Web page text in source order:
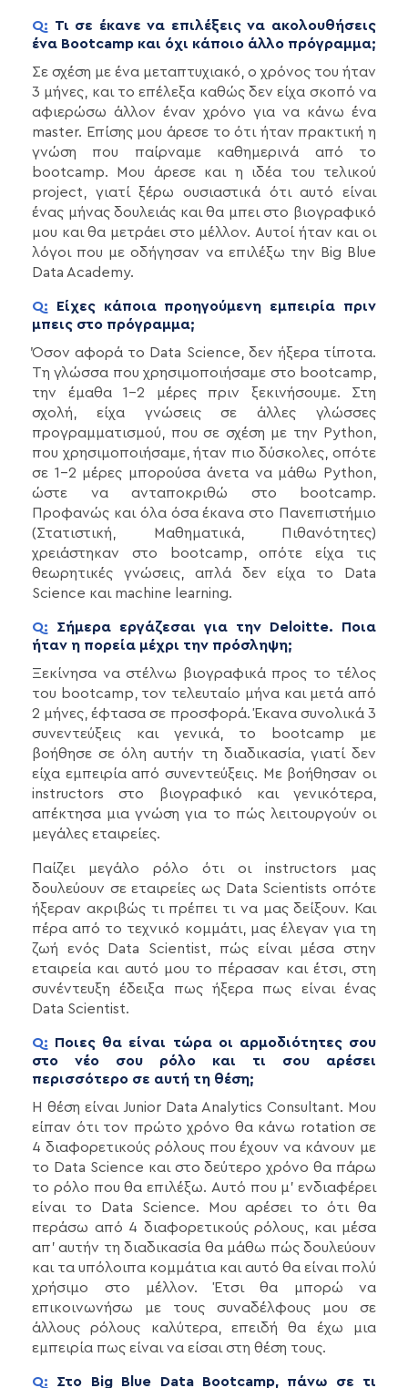
Q: Τι σε έκανε να επιλέξεις να ακολουθήσεις
ένα Bootcamp και όχι κάποιο άλλο πρόγραμμα;
Σε σχέση με ένα μεταπτυχιακό, ο χρόνος του ήταν
3 μήνες, και το επέλεξα καθώς δεν είχα σκοπό να
αφιερώσω άλλον έναν χρόνο για να κάνω ένα
master. Επίσης μου άρεσε το ότι ήταν πρακτική η
γνώση που παίρναμε καθημερινά από το
bootcamp. Μου άρεσε και η ιδέα του τελικού
project, γιατί ξέρω ουσιαστικά ότι αυτό είναι
ένας μήνας δουλειάς και θα μπει στο βιογραφικό
μου και θα μετράει στο μέλλον. Αυτοί ήταν και οι
λόγοι που με οδήγησαν να επιλέξω την Big Blue
Data Academy.
Q: Είχες κάποια προηγούμενη εμπειρία πριν
μπεις στο πρόγραμμα;
Όσον αφορά το Data Science, δεν ήξερα τίποτα.
Τη γλώσσα που χρησιμοποιήσαμε στο bootcamp,
την έμαθα 1-2 μέρες πριν ξεκινήσουμε. Στη
σχολή, είχα γνώσεις σε άλλες γλώσσες
προγραμματισμού, που σε σχέση με την Python,
που χρησιμοποιήσαμε, ήταν πιο δύσκολες, οπότε
σε 1-2 μέρες μπορούσα άνετα να μάθω Python,
ώστε να ανταποκριθώ στο bootcamp.
Προφανώς και όλα όσα έκανα στο Πανεπιστήμιο
(Στατιστική, Μαθηματικά, Πιθανότητες)
χρειάστηκαν στο bootcamp, οπότε είχα τις
θεωρητικές γνώσεις, απλά δεν είχα το Data
Science και machine learning.
Q: Σήμερα εργάζεσαι για την Deloitte. Ποια
ήταν η πορεία μέχρι την πρόσληψη;
Ξεκίνησα να στέλνω βιογραφικά προς το τέλος
του bootcamp, τον τελευταίο μήνα και μετά από
2 μήνες, έφτασα σε προσφορά. Έκανα συνολικά 3
συνεντεύξεις και γενικά, το bootcamp με
βοήθησε σε όλη αυτήν τη διαδικασία, γιατί δεν
είχα εμπειρία από συνεντεύξεις. Με βοήθησαν οι
instructors στο βιογραφικό και γενικότερα,
απέκτησα μια γνώση για το πώς λειτουργούν οι
μεγάλες εταιρείες.
Παίζει μεγάλο ρόλο ότι οι instructors μας
δουλεύουν σε εταιρείες ως Data Scientists οπότε
ήξεραν ακριβώς τι πρέπει τι να μας δείξουν. Και
πέρα από το τεχνικό κομμάτι, μας έλεγαν για τη
ζωή ενός Data Scientist, πώς είναι μέσα στην
εταιρεία και αυτό μου το πέρασαν και έτσι, στη
συνέντευξη έδειξα πως ήξερα πως είναι ένας
Data Scientist.
Q: Ποιες θα είναι τώρα οι αρμοδιότητες σου
στο νέο σου ρόλο και τι σου αρέσει
περισσότερο σε αυτή τη θέση;
Η θέση είναι Junior Data Analytics Consultant. Μου
είπαν ότι τον πρώτο χρόνο θα κάνω rotation σε
4 διαφορετικούς ρόλους που έχουν να κάνουν με
το Data Science και στο δεύτερο χρόνο θα πάρω
το ρόλο που θα επιλέξω. Αυτό που μ’ ενδιαφέρει
είναι το Data Science. Μου αρέσει το ότι θα
περάσω από 4 διαφορετικούς ρόλους, και μέσα
απ’ αυτήν τη διαδικασία θα μάθω πώς δουλεύουν
και τα υπόλοιπα κομμάτια και αυτό θα είναι πολύ
χρήσιμο στο μέλλον. Έτσι θα μπορώ να
επικοινωνήσω με τους συναδέλφους μου σε
άλλους ρόλους καλύτερα, επειδή θα έχω μια
εμπειρία πως είναι να είσαι στη θέση τους.
Q: Στο Big Blue Data Bootcamp, πάνω σε τι